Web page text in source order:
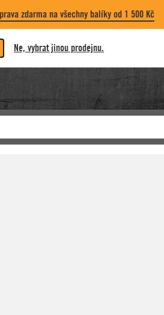
zdarma na všechny balíky od 1 500 Kč
Ne, vybrat jinou prodejnu.